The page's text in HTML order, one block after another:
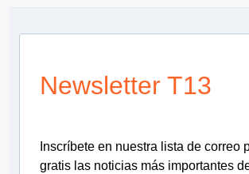
Newsletter T13
Inscríbete en nuestra lista de correo
gratis las noticias más importantes